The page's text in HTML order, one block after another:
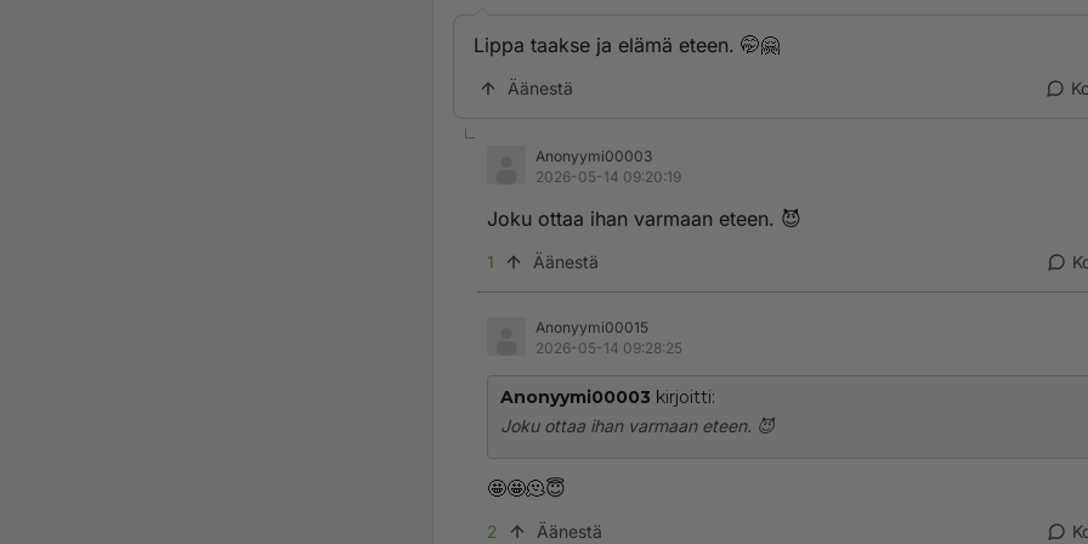
Lippa taakse ja elämä eteen. 🤭🤗
Äänestä
Anonyymi00003
2026-05-14 09:20:19
Joku ottaa ihan varmaan eteen. 😈
1 Äänestä
Anonyymi00015
2026-05-14 09:28:25
Anonyymi00003 kirjoitti:
Joku ottaa ihan varmaan eteen. 😈
🤩🤩🫠😇
2 Äänestä